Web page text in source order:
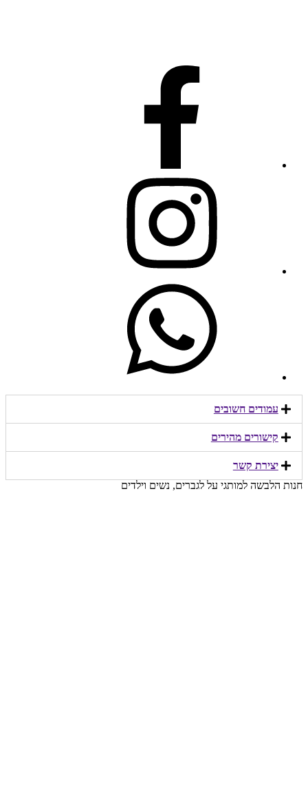
עמודים חשובים
קישורים מהירים​
יצירת קשר​
חנות הלבשה למותגי על לגברים, נשים וילדים